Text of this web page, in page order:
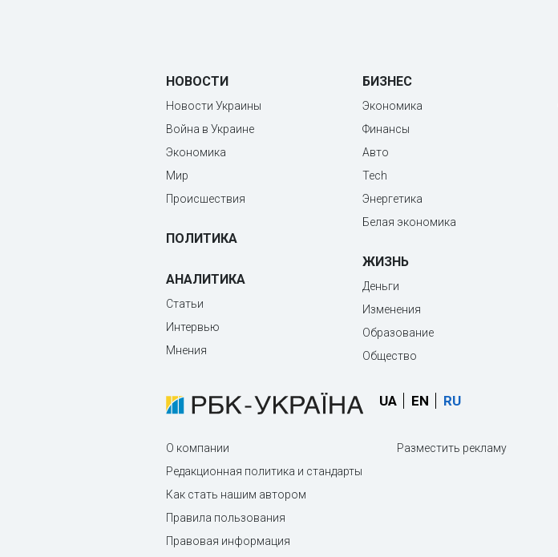
НОВОСТИ
Новости Украины
Война в Украине
Экономика
Мир
Происшествия
ПОЛИТИКА
АНАЛИТИКА
Статьи
Интервью
Мнения
БИЗНЕС
Экономика
Финансы
Авто
Tech
Энергетика
Белая экономика
ЖИЗНЬ
Деньги
Изменения
Образование
Общество
UA EN RU
О компании
Редакционная политика и стандарты
Как стать нашим автором
Правила пользования
Правовая информация
Разместить рекламу